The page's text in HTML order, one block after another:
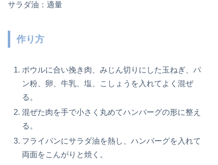
サラダ油：適量
作り方
ボウルに合い挽き肉、みじん切りにした玉ねぎ、パ
ン粉、卵、牛乳、塩、こしょうを入れてよく混ぜ
る。
混ぜた肉を手で小さく丸めてハンバーグの形に整え
る。
フライパンにサラダ油を熱し、ハンバーグを入れて
両面をこんがりと焼く。